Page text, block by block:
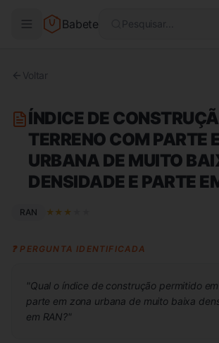
Babete Pesquisar...
Voltar
ÍNDICE DE
TERRENO COM PARTE
URBANA DE MUITO
DENSIDADE E PARTE
RAN ★ ★ ★
❓ PERGUNTA IDENTIFICADA
"Qual o índice de construção permitido
parte em zona urbana de muito baixa
em RAN?"